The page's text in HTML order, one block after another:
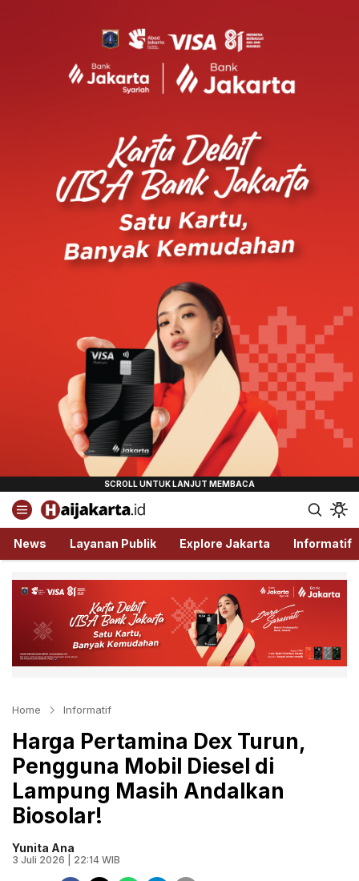
Haijakarta.id
Semua Tentang Jakarta Ada Disini!
News Layanan Publik Explore Jakarta Informatif
Home Informatif
Harga Pertamina Dex Turun,
Pengguna Mobil Diesel di
Lampung Masih Andalkan
Biosolar!
Yunita Ana
3 Juli 2026 | 22:14 WIB